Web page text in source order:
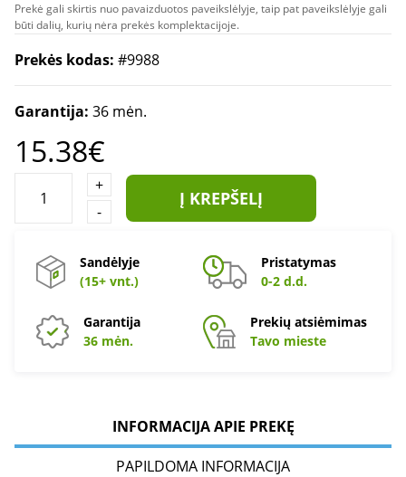
Prekė gali skirtis nuo pavaizduotos paveikslėlyje, taip pat paveikslėlyje gali
būti dalių, kurių nėra prekės komplektacijoje.
Prekės kodas: #9988
Garantija: 36 mėn.
15.38€
+
-
Į KREPŠELĮ
Sandėlyje
(15+ vnt.)
Pristatymas
0-2 d.d.
Garantija
36 mėn.
Prekių atsiėmimas
Tavo mieste
INFORMACIJA APIE PREKĘ
PAPILDOMA INFORMACIJA